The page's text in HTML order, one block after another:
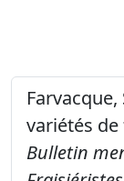
variétés de
Bulletin